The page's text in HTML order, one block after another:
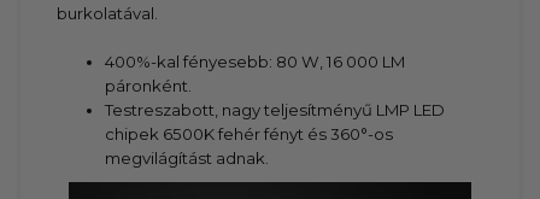
burkolatával.
400%-kal fényesebb: 80 W, 16 000 LM
páronként.
Testreszabott, nagy teljesítményű LMP LED
chipek 6500K fehér fényt és 360°-os
megvilágítást adnak.